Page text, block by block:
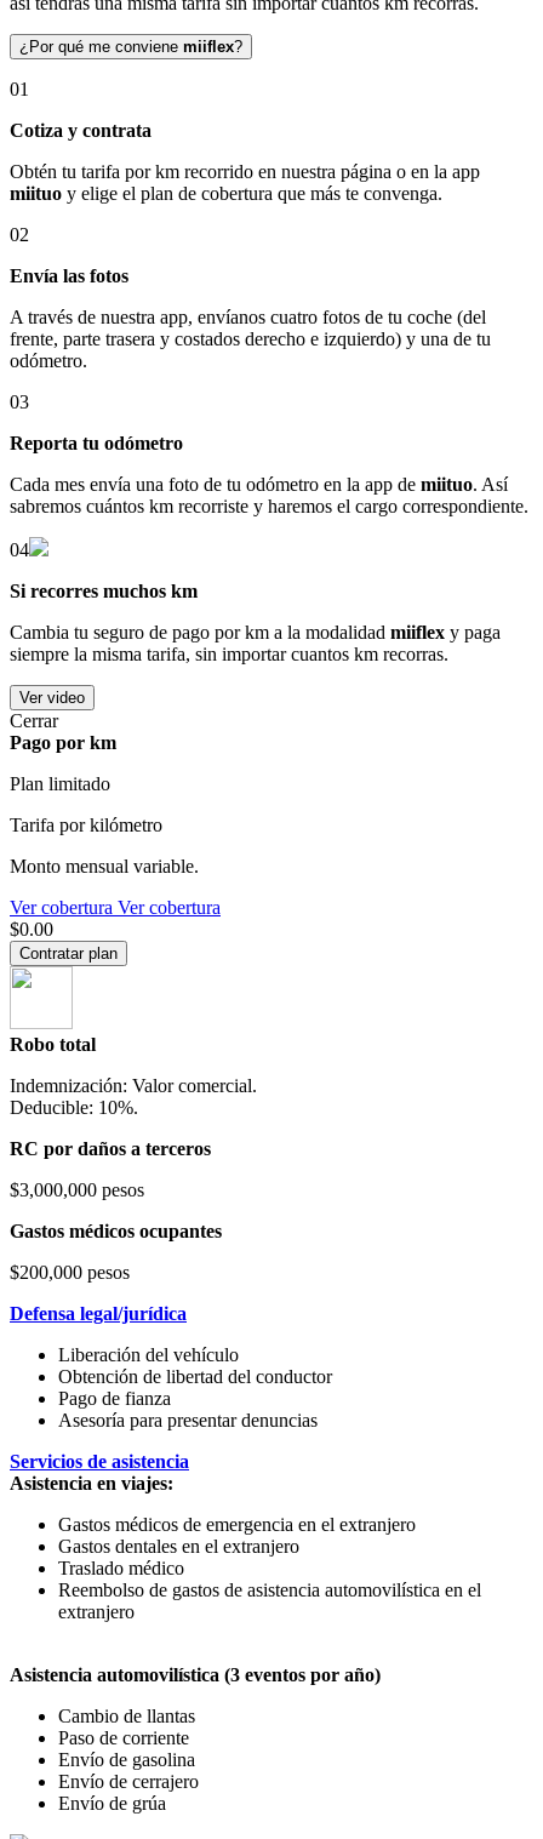
¿Por qué me conviene miiflex?
01
Cotiza y contrata
Obtén tu tarifa por km recorrido en nuestra página o en la app
miituo y elige el plan de cobertura que más te convenga.
02
Envía las fotos
A través de nuestra app, envíanos cuatro fotos de tu coche (del
frente, parte trasera y costados derecho e izquierdo) y una de tu
odómetro.
03
Reporta tu odómetro
Cada mes envía una foto de tu odómetro en la app de miituo. Así
sabremos cuántos km recorriste y haremos el cargo correspondiente.
04
Si recorres muchos km
Cambia tu seguro de pago por km a la modalidad miiflex y paga
siempre la misma tarifa, sin importar cuantos km recorras.
Ver video
Cerrar
Pago por km
Plan limitado
Tarifa por kilómetro
Monto mensual variable.
Ver cobertura Ver cobertura
$0.00
Contratar plan
Robo total
Indemnización: Valor comercial.
Deducible: 10%.
RC por daños a terceros
$3,000,000 pesos
Gastos médicos ocupantes
$200,000 pesos
Defensa legal/jurídica
Liberación del vehículo
Obtención de libertad del conductor
Pago de fianza
Asesoría para presentar denuncias
Servicios de asistencia
Asistencia en viajes:
Gastos médicos de emergencia en el extranjero
Gastos dentales en el extranjero
Traslado médico
Reembolso de gastos de asistencia automovilística en el
extranjero
Asistencia automovilística (3 eventos por año)
Cambio de llantas
Paso de corriente
Envío de gasolina
Envío de cerrajero
Envío de grúa